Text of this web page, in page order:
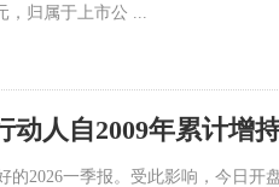
，归属于上市公 ...
动人自2009年累计增
的2026一季报。受此影响，今日